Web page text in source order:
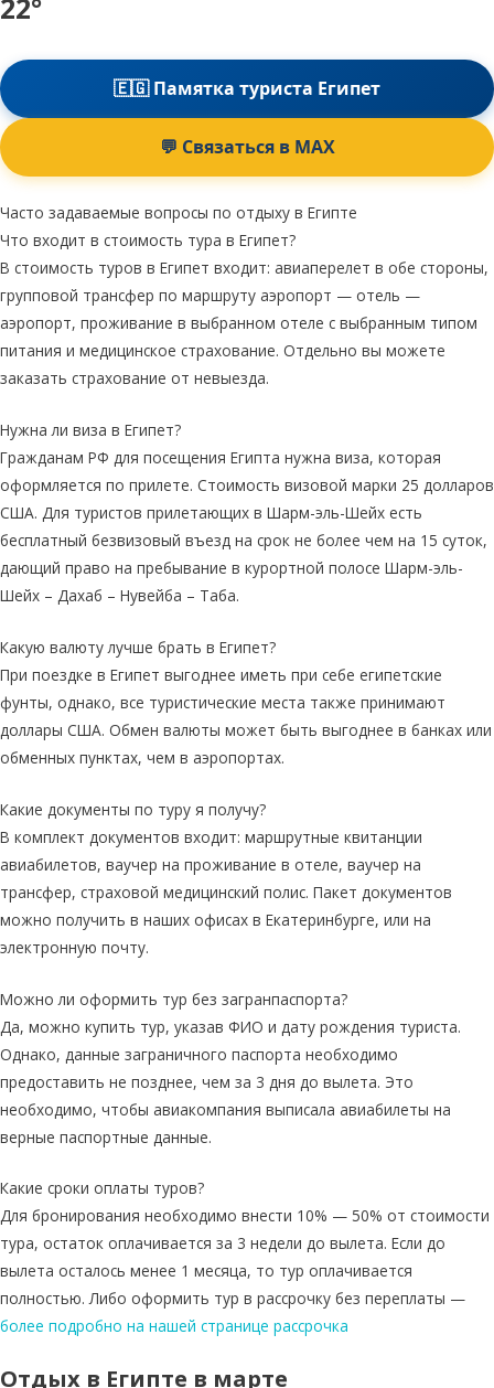
22°
🇪🇬 Памятка туриста Египет
💬 Связаться в MAX
Часто задаваемые вопросы по отдыху в Египте
Что входит в стоимость тура в Египет?
В стоимость туров в Египет входит: авиаперелет в обе стороны,
групповой трансфер по маршруту аэропорт — отель —
аэропорт, проживание в выбранном отеле с выбранным типом
питания и медицинское страхование. Отдельно вы можете
заказать страхование от невыезда.
Нужна ли виза в Египет?
Гражданам РФ для посещения Египта нужна виза, которая
оформляется по прилете. Стоимость визовой марки 25 долларов
США. Для туристов прилетающих в Шарм-эль-Шейх есть
бесплатный безвизовый въезд на срок не более чем на 15 суток,
дающий право на пребывание в курортной полосе Шарм-эль-
Шейх – Дахаб – Нувейба – Таба.
Какую валюту лучше брать в Египет?
При поездке в Египет выгоднее иметь при себе египетские
фунты, однако, все туристические места также принимают
доллары США. Обмен валюты может быть выгоднее в банках или
обменных пунктах, чем в аэропортах.
Какие документы по туру я получу?
В комплект документов входит: маршрутные квитанции
авиабилетов, ваучер на проживание в отеле, ваучер на
трансфер, страховой медицинский полис. Пакет документов
можно получить в наших офисах в Екатеринбурге, или на
электронную почту.
Можно ли оформить тур без загранпаспорта?
Да, можно купить тур, указав ФИО и дату рождения туриста.
Однако, данные заграничного паспорта необходимо
предоставить не позднее, чем за 3 дня до вылета. Это
необходимо, чтобы авиакомпания выписала авиабилеты на
верные паспортные данные.
Какие сроки оплаты туров?
Для бронирования необходимо внести 10% — 50% от стоимости
тура, остаток оплачивается за 3 недели до вылета. Если до
вылета осталось менее 1 месяца, то тур оплачивается
полностью. Либо оформить тур в рассрочку без переплаты —
более подробно на нашей странице рассрочка
Отдых в Египте в марте